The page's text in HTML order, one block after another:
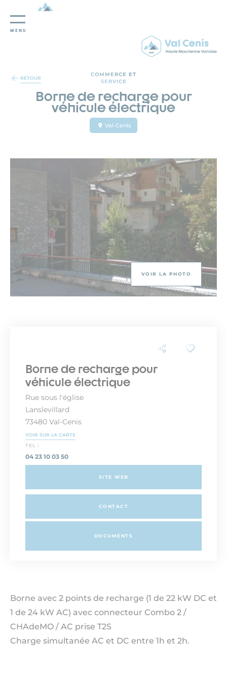
Panneau de gestion des cookies
MENU
RETOUR
COMMERCE ET
SERVICE
Borne de recharge pour
véhicule électrique
Val-Cenis
VOIR LA PHOTO
Borne avec 2 points de recharge (1 de 22 kW DC et
1 de 24 kW AC) avec connecteur Combo 2 /
CHAdeMO / AC prise T2S
Charge simultanée AC et DC entre 1h et 2h.
Borne de recharge pour
véhicule électrique
Rue sous l'église
Lanslevillard
73480 Val-Cenis
VOIR SUR LA CARTE
TEL :
04 23 10 03 50
SITE WEB
CONTACT
DOCUMENTS